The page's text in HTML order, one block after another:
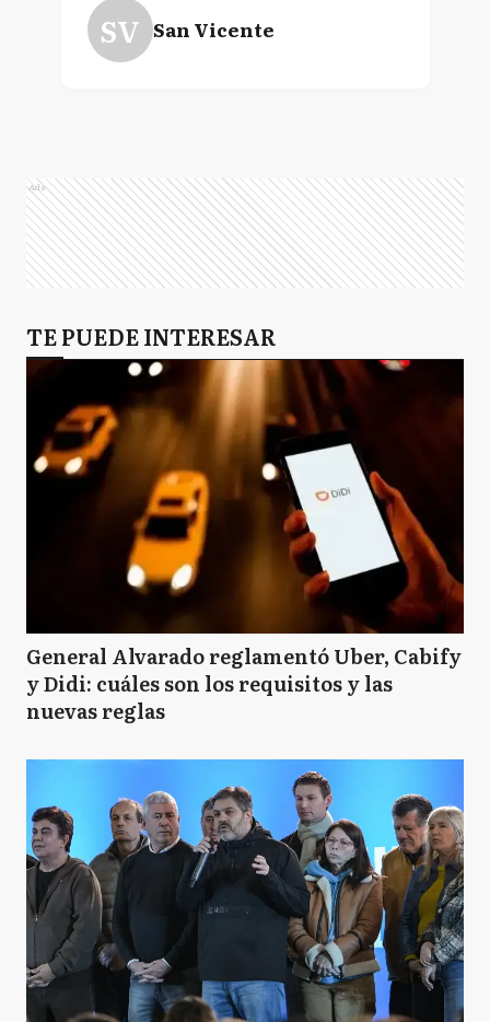
SV San Vicente
Ads
TE PUEDE INTERESAR
General Alvarado reglamentó Uber, Cabify
y Didi: cuáles son los requisitos y las
nuevas reglas